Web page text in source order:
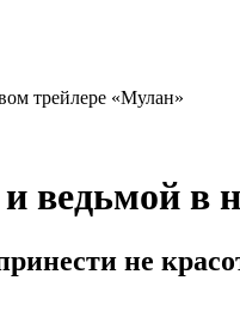
трейлере «Мулан»
ведьмой в
не